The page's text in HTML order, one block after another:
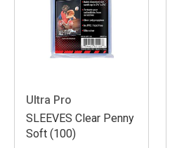
Ultra Pro
SLEEVES Clear Penny
Soft (100)